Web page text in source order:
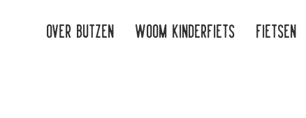
Over Butzen WOOM kinderfiets Fietsen